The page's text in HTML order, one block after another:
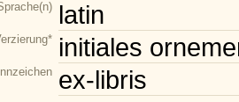
latin
initiales
ex-libris